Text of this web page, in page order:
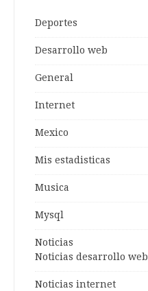
Deportes
Desarrollo web
General
Internet
Mexico
Mis estadisticas
Musica
Mysql
Noticias
Noticias desarrollo web
Noticias internet